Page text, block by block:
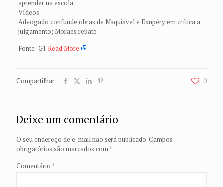
aprender na escola
Vídeos
Advogado confunde obras de Maquiavel e Exupéry em crítica a
julgamento; Moraes rebate
Fonte: G1 Read More
Compartilhar 0
Deixe um comentário
O seu endereço de e-mail não será publicado.Campos
obrigatórios são marcados com*
Comentário *